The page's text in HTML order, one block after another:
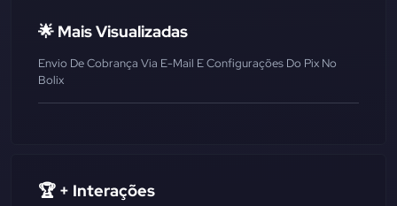
🌟 Mais Visualizadas
Envio De Cobrança Via E-Mail E Configurações Do Pix No
Bolix
🏆 + Interações